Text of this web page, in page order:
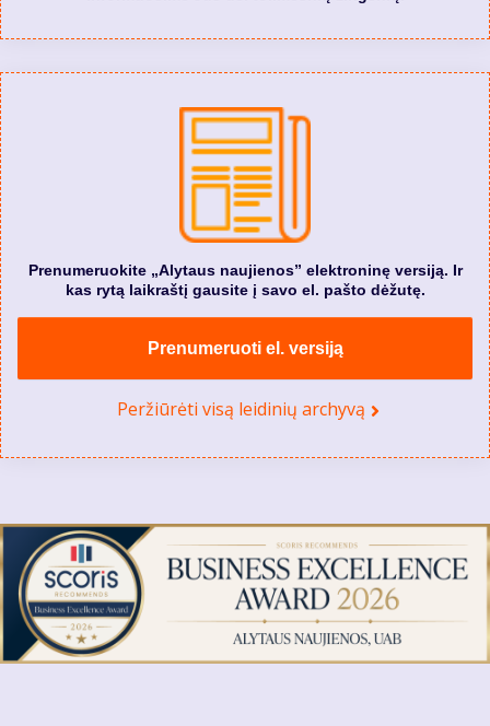
Prenumeruokite „Alytaus naujienos” elektroninę versiją. Ir
kas rytą laikraštį gausite į savo el. pašto dėžutę.
Prenumeruoti el. versiją
Peržiūrėti visą leidinių archyvą